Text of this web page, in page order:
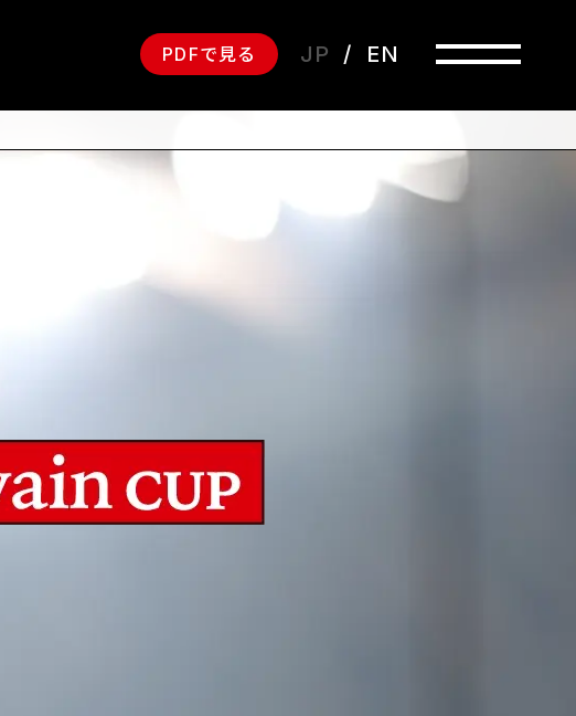
PDFで見る JP EN